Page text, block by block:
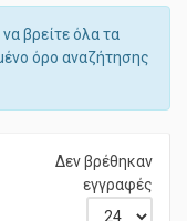
βρείτε όλα τα
όρο αναζήτησης
Δεν βρέθηκαν
εγγραφές